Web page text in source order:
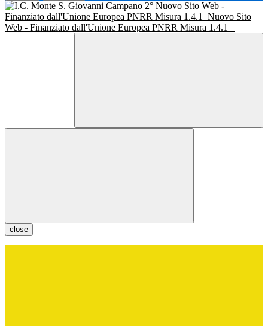
Nuovo Sito Web -
Finanziato dall'Unione Europea PNRR Misura 1.4.1
Nuovo Sito
Web - Finanziato dall'Unione Europea PNRR Misura 1.4.1
close